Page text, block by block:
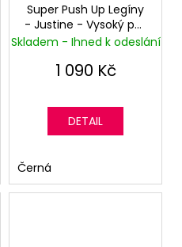
Super Push Up Legíny
- Justine - Vysoký pas
- Superskinny -
Skladem - Ihned k odeslání
1 090 Kč
DETAIL
Černá